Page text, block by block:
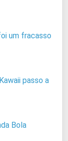
um fracasso
passo a
Bola